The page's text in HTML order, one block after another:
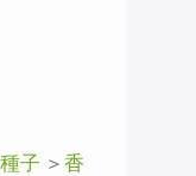
子 ＞香